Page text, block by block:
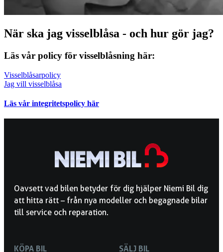
När ska jag visselblåsa - och hur gör jag?
Läs vår policy för visselblåsning här:
Visselblåsarpolicy
Jag vill visselblåsa
Läs vår integritetspolicy här
Oavsett vad bilen betyder för dig hjälper Niemi Bil dig
att hitta rätt – från nya modeller och begagnade bilar
till service och reparation.
KÖPA BIL SÄLJ BIL